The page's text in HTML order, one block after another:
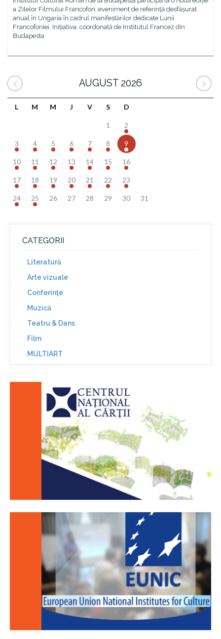
a Zilelor Filmului Francofon, eveniment de referință desfășurat
anual în Ungaria în cadrul manifestărilor dedicate Lunii
Francofoniei. Inițiativa, coordonată de Institutul Francez din
Budapesta
AUGUST 2026
L M M J V S D
1 2
3 4 5 6 7 8 9
10 11 12 13 14 15 16
17 18 19 20 21 22 23
24 25 26 27 28 29 30 31
CATEGORII
Literatură
Arte vizuale
Conferinţe
Muzică
Teatru & Dans
Film
MULTIART